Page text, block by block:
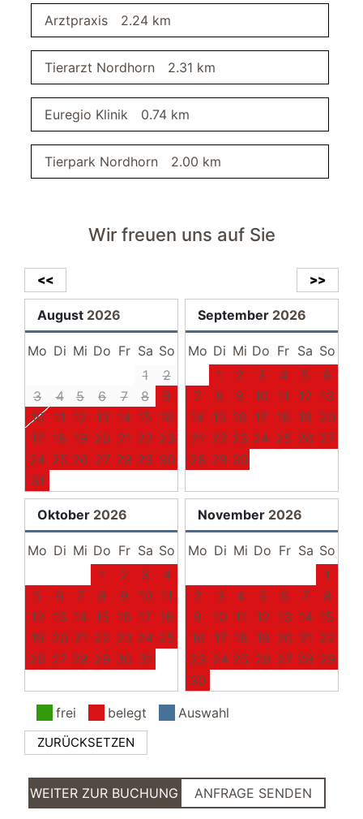
Badezimmer
Dusche
Fußbodenheizung
Fön
Doppelwaschbecken
Ebenerdige Dusche
Spiegel
Tageslicht durch Fenster
Regenshowerdusche
Küche
Kochtöpfe
Stehtisch mit 2 Barhockern
Spülmaschine
Küche
Geschirr und Besteck
Backofen
Toaster
Herd
Mikrowelle
Geschirr
Zugang zur Terrasse/Garten
Wasserkocher
Cerankochfeld
Kaffeevollautomat (Jura) + Milchaufschäumer
Kühlschrank mit Gefrierfach
Schlafzimmer I
Jalousie
Verdunklung durch Gardinen
Boxspringbett 180 x 200 m
Kleiderschrank
Zugang zum Balkon
TV SAT/Kabel
kostenfreier PKW-Stellplatz
Arztpraxis 2.24 km
Tierarzt Nordhorn 2.31 km
Euregio Klinik 0.74 km
Tierpark Nordhorn 2.00 km
Wir freuen uns auf Sie
>>
<<
August 2026
Mo Di Mi Do Fr Sa So
1
2
3
4 5 6 7 8
9
10
11 12 13 14 15 16
17 18 19 20 21 22 23
24 25 26 27 28 29 30
31
September 2026
Mo Di Mi Do Fr Sa So
1
2 3 4 5
6
7
8 9 10 11 12 13
14 15 16 17 18 19 20
21 22 23 24 25 26 27
28 29 30
Oktober 2026
Mo Di Mi Do Fr Sa So
1
2 3
4
5
6 7 8 9 10
11
12 13 14 15 16 17 18
19 20 21 22 23 24 25
26 27 28 29 30 31
November 2026
Mo Di Mi Do Fr Sa So
1
2
3 4 5 6 7
8
9
10 11 12 13 14 15
16
17 18 19 20 21 22
23 24 25 26 27 28 29
30
frei
belegt Auswahl
ZURÜCKSETZEN
WEITER ZUR BUCHUNG ANFRAGE SENDEN